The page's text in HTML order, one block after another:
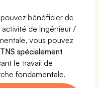
bénéficier de
de Ingénieur /
vous pouvez
spécialement
le travail de
fondamentale.